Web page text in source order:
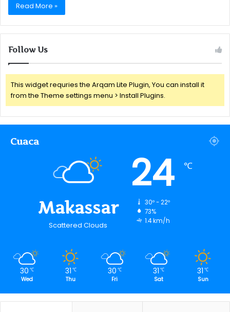
Read More »
Follow Us
This widget requries the Arqam Lite Plugin, You can install it
from the Theme settings menu > Install Plugins.
Cuaca
Makassar
Scattered Clouds
24 ℃
30º - 22º
73%
1.4 km/h
30 ℃
Wed
31 ℃
Thu
30 ℃
Fri
31 ℃
Sat
31 ℃
Sun